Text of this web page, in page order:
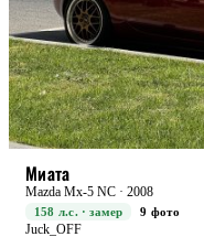
Миата
Mazda Mx-5 NC · 2008
158 л.с. · замер
9 фото
Juck_OFF